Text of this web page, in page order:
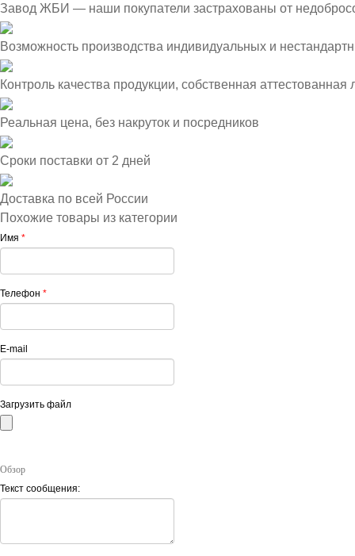
Завод ЖБИ — наши покупатели застрахованы от
Возможность производства индивидуальных и
Контроль качества продукции, собственная аттестованная
Реальная цена, без накруток и посредников
Сроки поставки от 2 дней
Доставка по всей России
Похожие товары из категории
Имя *
Телефон *
E-mail
Загрузить файл
Обзор
Текст сообщения: